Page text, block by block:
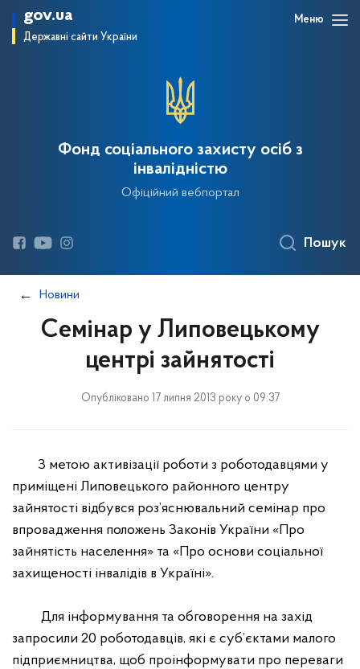
gov.ua
Державні сайти України
Меню
Фонд соціального захисту осіб з
інвалідністю
Офіційний вебпортал
Пошук
Новини
Семінар у Липовецькому
центрі зайнятості
Опубліковано 17 липня 2013 року о 09:37
З метою активізації роботи з роботодавцями у
приміщені Липовецького районного центру
зайнятості відбувся роз’яснювальний семінар про
впровадження положень Законів України «Про
зайнятість населення» та «Про основи соціальної
захищеності інвалідів в Україні».
Для інформування та обговорення на захід
запросили 20 роботодавців, які є суб’єктами малого
підприємництва, щоб проінформувати про переваги